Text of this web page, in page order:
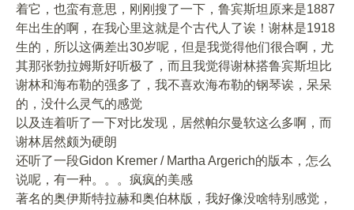
着它，也蛮有意思，刚刚搜了一下，鲁宾斯坦原来是1887
年出生的啊，在我心里这就是个古代人了诶！谢林是1918
生的，所以这俩差出30岁呢，但是我觉得他们很合啊，尤
其那张勃拉姆斯好听极了，而且我觉得谢林搭鲁宾斯坦比
谢林和海布勒的强多了，我不喜欢海布勒的钢琴诶，呆呆
的，没什么灵气的感觉
以及连着听了一下对比发现，居然帕尔曼软这么多啊，而
谢林居然颇为硬朗
还听了一段Gidon Kremer / Martha Argerich的版本，怎么
说呢，有一种。。。疯疯的美感
著名的奥伊斯特拉赫和奥伯林版，我好像没啥特别感觉，